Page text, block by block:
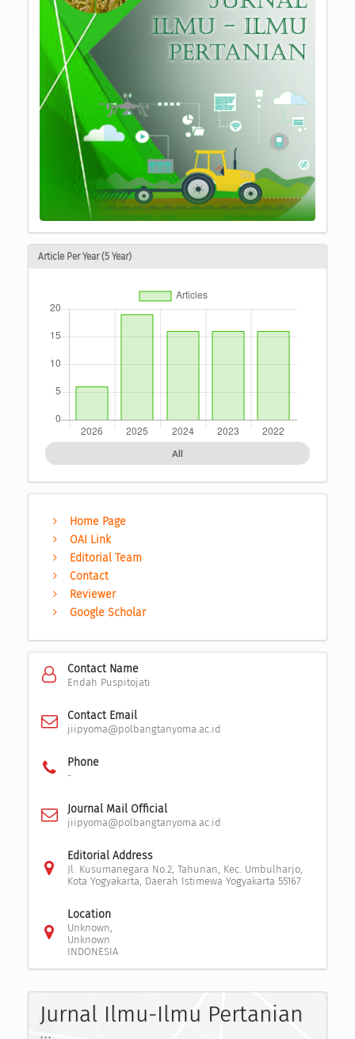
Article Per Year (5 Year)
All
Home Page
OAI Link
Editorial Team
Contact
Reviewer
Google Scholar
Contact Name
Endah Puspitojati
Contact Email
jiipyoma@polbangtanyoma.ac.id
Phone
-
Journal Mail Official
jiipyoma@polbangtanyoma.ac.id
Editorial Address
Jl. Kusumanegara No.2, Tahunan, Kec. Umbulharjo,
Kota Yogyakarta, Daerah Istimewa Yogyakarta 55167
Location
Unknown,
Unknown
INDONESIA
Jurnal Ilmu-Ilmu Pertanian